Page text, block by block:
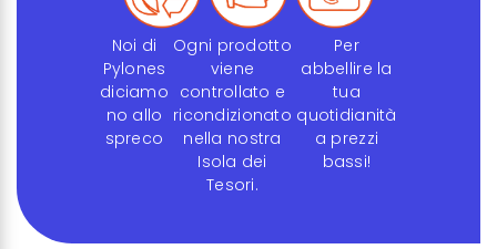
Noi di
Pylones
diciamo
no allo
spreco
Ogni prodotto
viene
controllato e
ricondizionato
nella nostra
Isola dei
Tesori.
Per
abbellire la
tua
quotidianità
a prezzi
bassi!